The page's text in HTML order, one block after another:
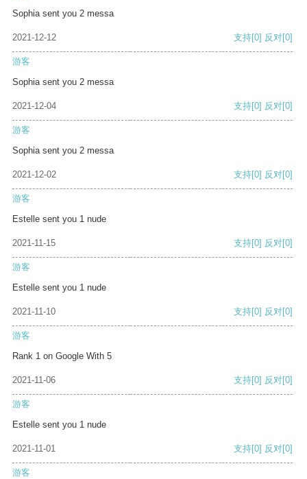
Sophia sent you 2 messa
2021-12-12 支持[0] 反对[0]
游客
Sophia sent you 2 messa
2021-12-04 支持[0] 反对[0]
游客
Sophia sent you 2 messa
2021-12-02 支持[0] 反对[0]
游客
Estelle sent you 1 nude
2021-11-15 支持[0] 反对[0]
游客
Estelle sent you 1 nude
2021-11-10 支持[0] 反对[0]
游客
Rank 1 on Google With 5
2021-11-06 支持[0] 反对[0]
游客
Estelle sent you 1 nude
2021-11-01 支持[0] 反对[0]
游客